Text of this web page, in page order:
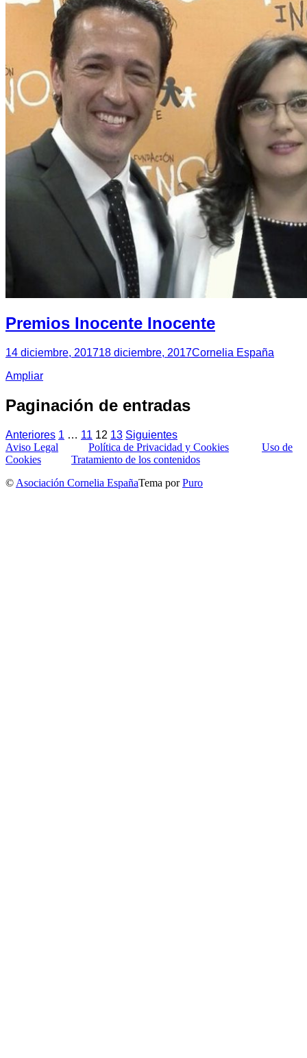
Premios Inocente Inocente
14 diciembre, 201718 diciembre, 2017Cornelia España
Ampliar
Paginación de entradas
Anteriores 1 … 11 12 13 Siguientes
Aviso Legal
Política de Privacidad y Cookies
Uso de
Cookies
Tratamiento de los contenidos
© Asociación Cornelia EspañaTema porPuro